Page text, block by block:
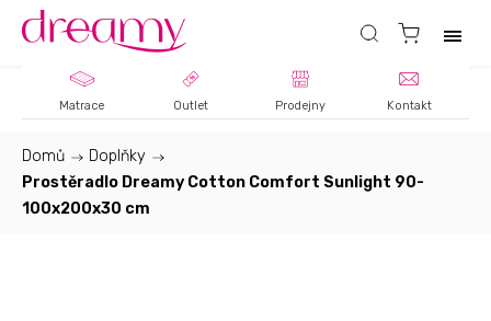
Matrace Outlet Prodejny Kontakt
Domů / Doplňky /
Prostěradlo Dreamy Cotton Comfort Sunlight 90-
100x200x30 cm